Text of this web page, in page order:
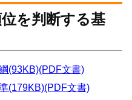
を判断する基
(93KB)(PDF文書)
(179KB)(PDF文書)